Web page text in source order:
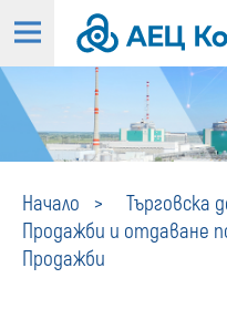
Начало
Търговска
Продажби и отдаване
Продажби